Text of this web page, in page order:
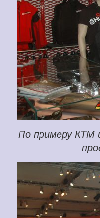
По примеру КТМ